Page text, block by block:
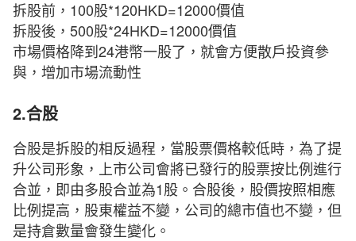
拆股前，100股*120HKD=12000價值
拆股後，500股*24HKD=12000價值
市場價格降到24港幣一股了，就會方便散戶投資參
與，增加市場流動性
2.合股
合股是拆股的相反過程，當股票價格較低時，為了提
升公司形象，上市公司會將已發行的股票按比例進行
合並，即由多股合並為1股。合股後，股價按照相應
比例提高，股東權益不變，公司的總市值也不變，但
是持倉數量會發生變化。